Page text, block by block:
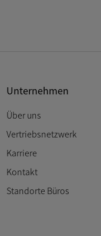
Unternehmen
Über uns
Vertriebsnetzwerk
Karriere
Kontakt
Standorte Büros